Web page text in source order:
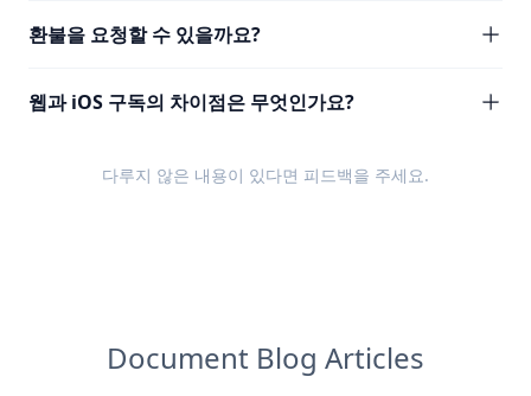
환불을 요청할 수 있을까요?
웹과 iOS 구독의 차이점은 무엇인가요?
다루지 않은 내용이 있다면 피드백을 주세요.
Document Blog Articles